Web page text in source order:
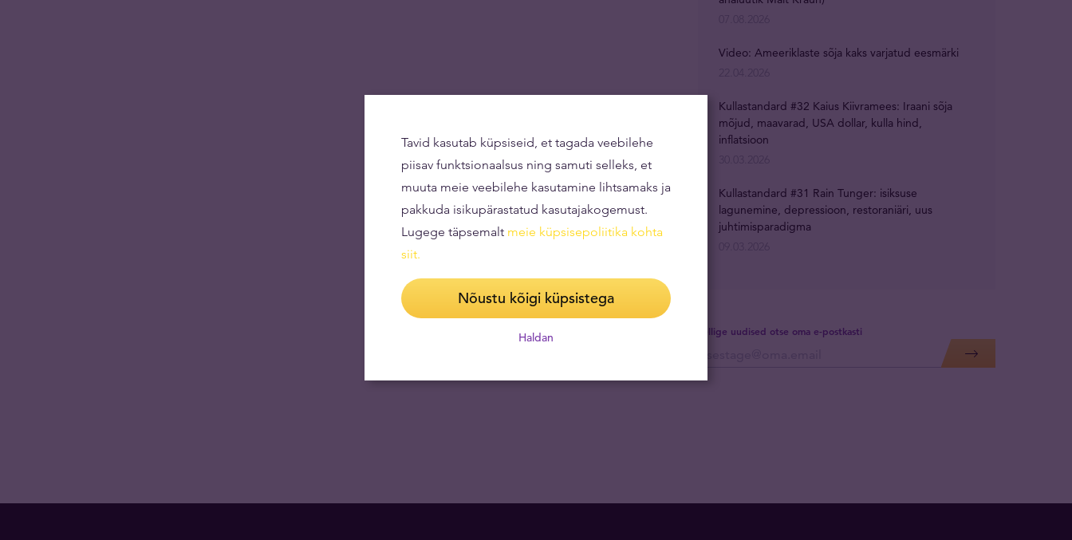
Tellige uudised otse oma e-postkasti
Video: Ameeriklaste sõja kaks varjatud eesmärki
Kullastandard #32 Kaius Kiivramees: Iraani sõja
mõjud, maavarad, USA dollar, kulla hind,
inflatsioon
Kullastandard #31 Rain Tunger: isiksuse
lagunemine, depressioon, restoraniäri, uus
juhtimisparadigma
Tavid kasutab küpsiseid, et tagada veebilehe
piisav funktsionaalsus ning samuti selleks, et
muuta meie veebilehe kasutamine lihtsamaks ja
pakkuda isikupärastatud kasutajakogemust.
Lugege täpsemalt meie küpsisepoliitika kohta
siit.
Nõustu kõigi küpsistega
Haldan